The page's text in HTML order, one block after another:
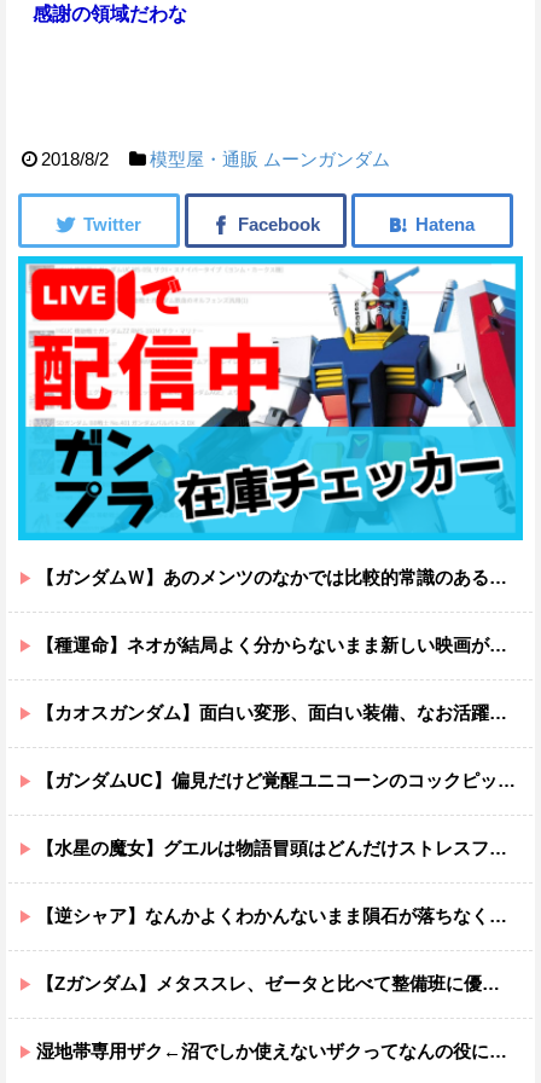
感謝の領域だわな
2018/8/2 模型屋・通販 ムーンガンダム
【ガンダムＷ】あのメンツのなかでは比較的常識のあるほうなのがデュオだよね
【種運命】ネオが結局よく分からないまま新しい映画が終わった後ももやもやしてる
【カオスガンダム】面白い変形、面白い装備、なお活躍…
【ガンダムUC】偏見だけど覚醒ユニコーンのコックピットってエアコンの効きが強そうでいいよね
【水星の魔女】グエルは物語冒頭はどんだけストレスフルだったんだよ…ってなる
【逆シャア】なんかよくわかんないまま隕石が落ちなくていい感じに終わった作品ｗｗｗｗｗｗ
【Zガンダム】メタススレ、ゼータと比べて整備班に優しそう
湿地帯専用ザク←沼でしか使えないザクってなんの役に立つ設定なんだ？